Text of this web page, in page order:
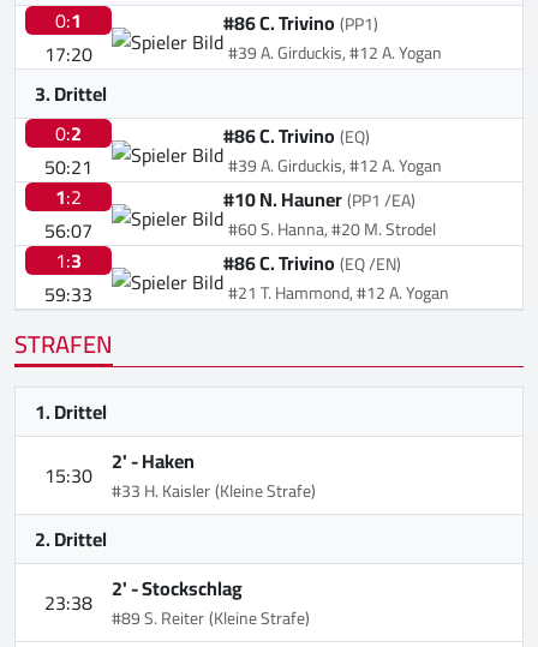
0:1
17:20
#86 C. Trivino(PP1)
#39 A. Girduckis, #12 A. Yogan
3. Drittel
0:2
50:21
#86 C. Trivino(EQ)
#39 A. Girduckis, #12 A. Yogan
1:2
56:07
#10 N. Hauner(PP1 /EA)
#60 S. Hanna, #20 M. Strodel
1:3
59:33
#86 C. Trivino(EQ /EN)
#21 T. Hammond, #12 A. Yogan
STRAFEN
1. Drittel
15:30 2' -Haken
#33 H. Kaisler(Kleine Strafe)
2. Drittel
23:38 2' -Stockschlag
#89 S. Reiter(Kleine Strafe)